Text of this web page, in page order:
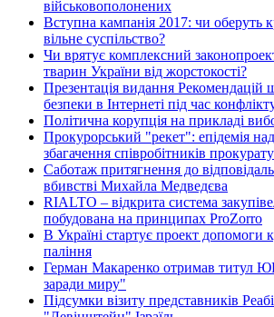
військовополонених
Вступна кампанія 2017: чи оберуть
вільне суспільство?
Чи врятує комплексний
тварин України від жорстокості?
Презентація видання Рекомендацій
безпеки в Інтернеті під час
Політична корупція на прикладі
Прокурорський "рекет": епідемія
збагачення співробітників
Саботаж притягнення до
вбивстві Михайла Медведєва
RIALTO – відкрита система
побудована на принципах ProZorro
В Україні стартує проект допомоги
паління
Герман Макаренко отримав
заради миру"
Підсумки візиту представників